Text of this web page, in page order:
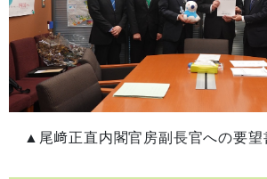
▲尾﨑正直内閣官房副長官への要望